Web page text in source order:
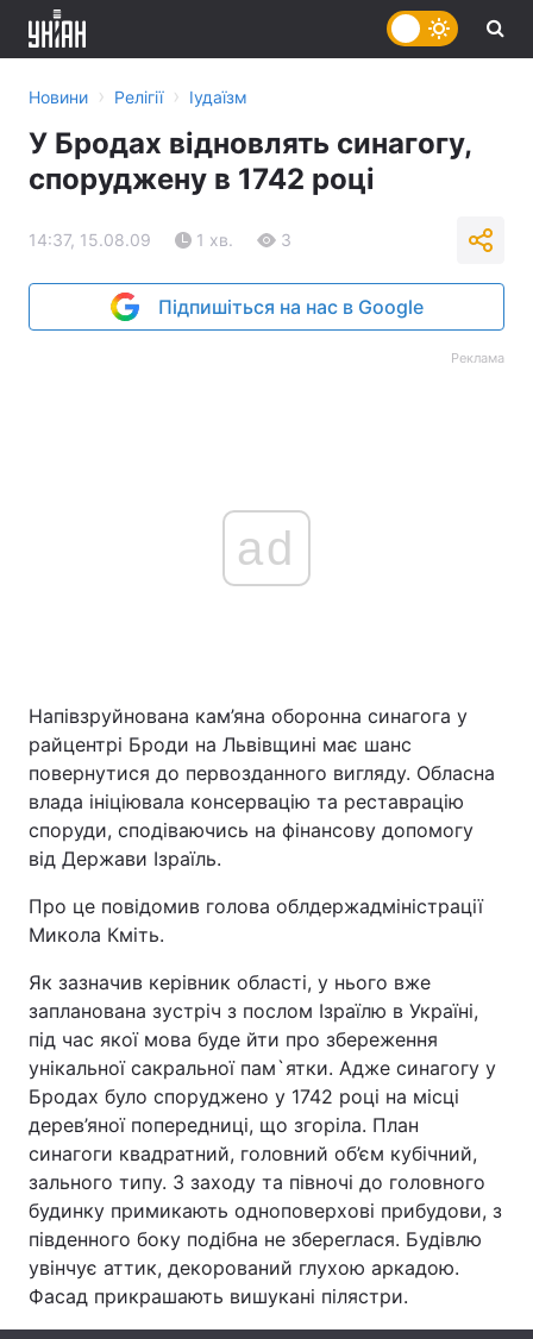
Головна Війна
Україна Політика
Економіка Світ
Новини › Релігії › Іудаїзм
У Бродах відновлять синагогу,
споруджену в 1742 році
14:37, 15.08.09 1 хв. 3
Підпишіться на нас в Google
Реклама
ad
Напівзруйнована кам’яна оборонна синагога у
райцентрі Броди на Львівщині має шанс
повернутися до первозданного вигляду. Обласна
влада ініціювала консервацію та реставрацію
споруди, сподіваючись на фінансову допомогу
від Держави Ізраїль.
Про це повідомив голова облдержадміністрації
Микола Кміть.
Як зазначив керівник області, у нього вже
запланована зустріч з послом Ізраїлю в Україні,
під час якої мова буде йти про збереження
унікальної сакральної пам`ятки. Адже синагогу у
Бродах було споруджено у 1742 році на місці
дерев’яної попередниці, що згоріла. План
синагоги квадратний, головний об’єм кубічний,
зального типу. З заходу та півночі до головного
будинку примикають одноповерхові прибудови, з
південного боку подібна не збереглася. Будівлю
увінчує аттик, декорований глухою аркадою.
Фасад прикрашають вишукані пілястри.